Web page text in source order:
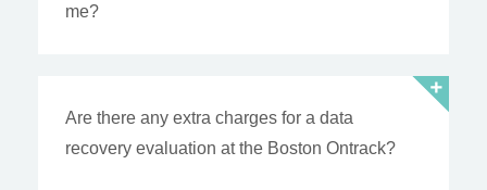
me?
Are there any extra charges for a data
recovery evaluation at the Boston Ontrack?